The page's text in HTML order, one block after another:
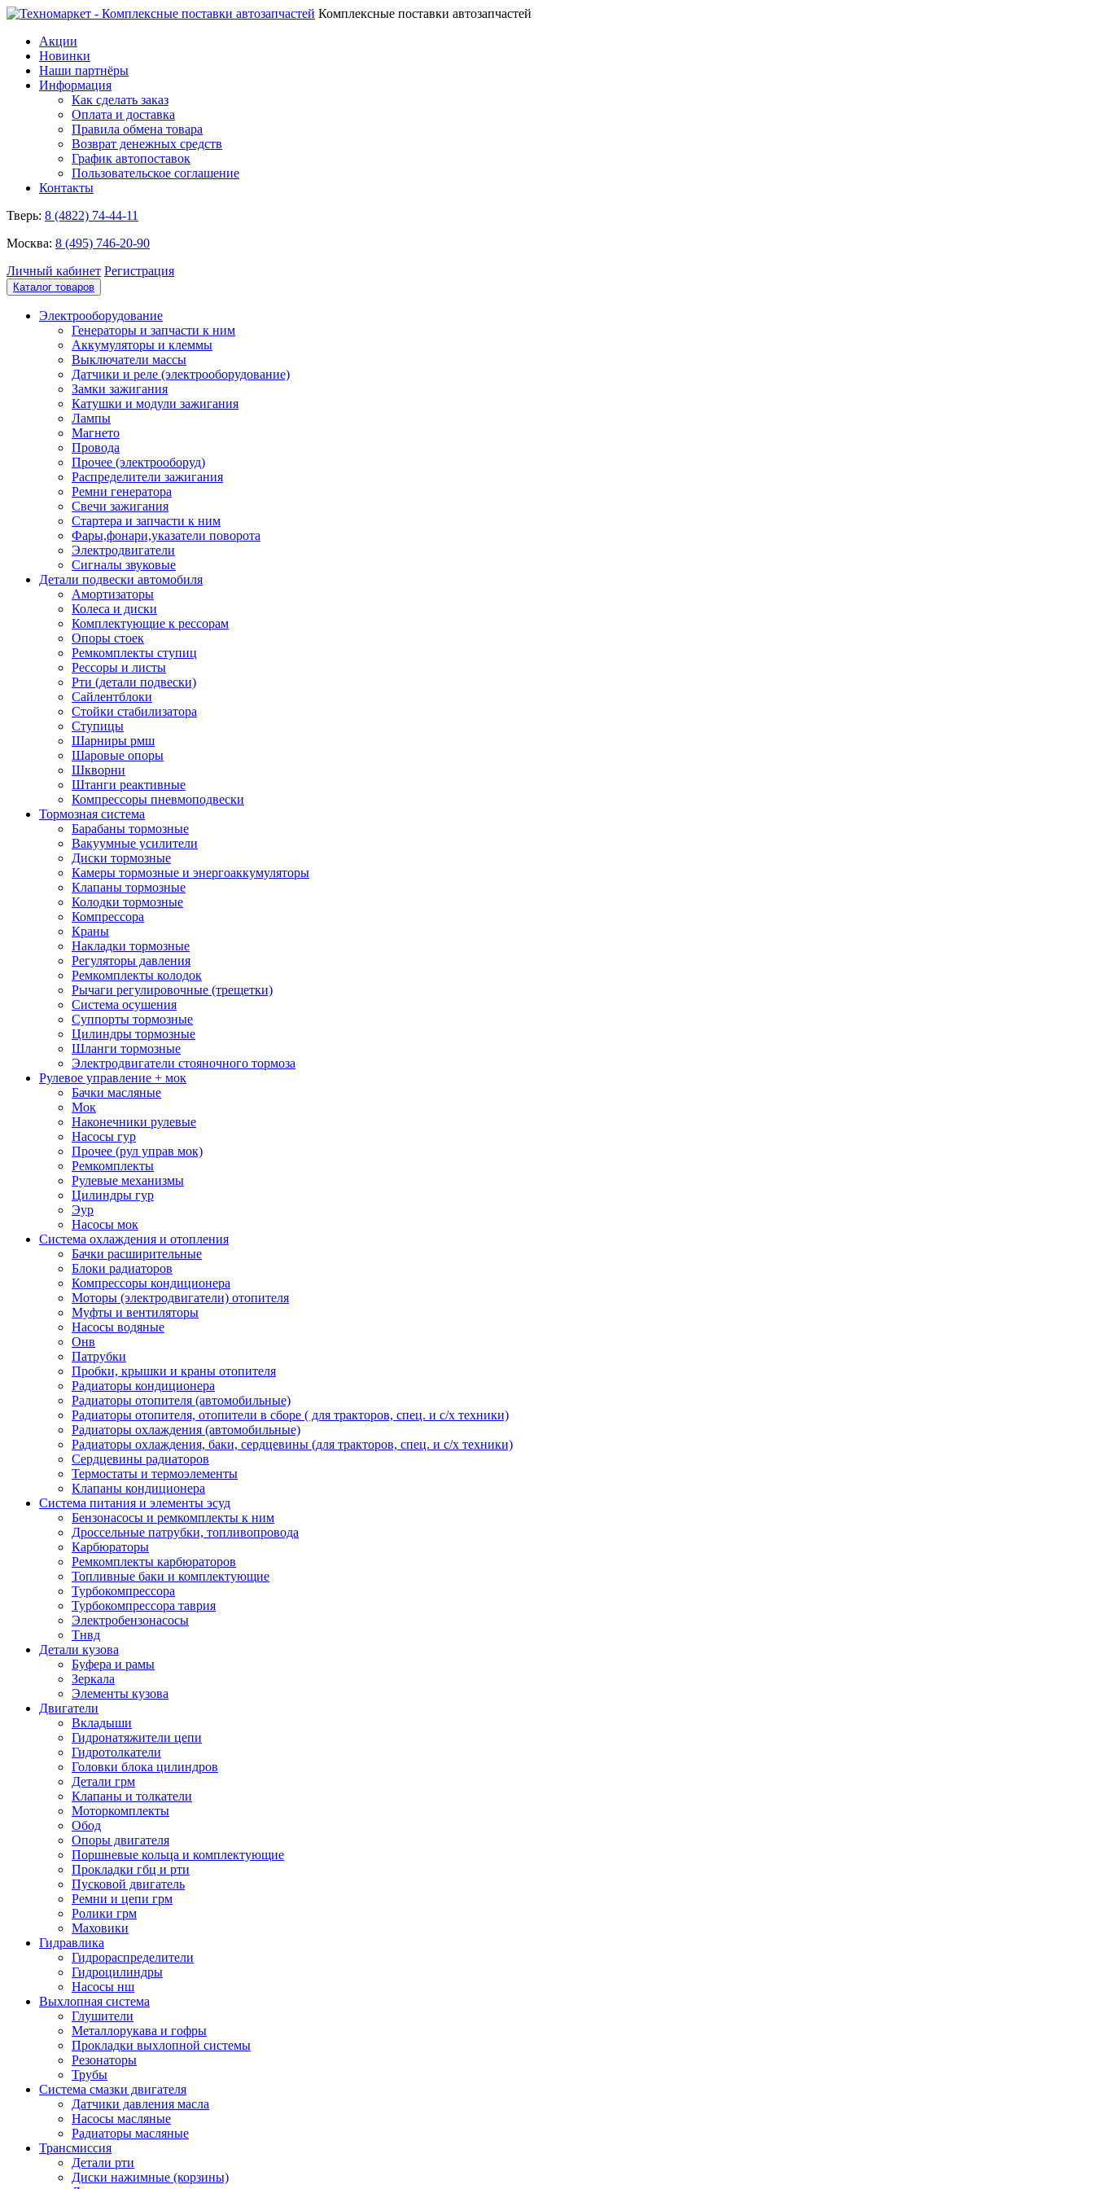
Комплексные поставки автозапчастей
Акции
Новинки
Наши партнёры
Информация
Как сделать заказ
Оплата и доставка
Правила обмена товара
Возврат денежных средств
График автопоставок
Пользовательское соглашение
Контакты
Тверь: 8 (4822) 74-44-11
Москва: 8 (495) 746-20-90
Личный кабинет Регистрация
Каталог товаров
Электрооборудование
Генераторы и запчасти к ним
Аккумуляторы и клеммы
Выключатели массы
Датчики и реле (электрооборудование)
Замки зажигания
Катушки и модули зажигания
Лампы
Магнето
Провода
Прочее (электрооборуд)
Распределители зажигания
Ремни генератора
Свечи зажигания
Стартера и запчасти к ним
Фары,фонари,указатели поворота
Электродвигатели
Сигналы звуковые
Детали подвески автомобиля
Амортизаторы
Колеса и диски
Комплектующие к рессорам
Опоры стоек
Ремкомплекты ступиц
Рессоры и листы
Рти (детали подвески)
Сайлентблоки
Стойки стабилизатора
Ступицы
Шарниры рмш
Шаровые опоры
Шкворни
Штанги реактивные
Компрессоры пневмоподвески
Тормозная система
Барабаны тормозные
Вакуумные усилители
Диски тормозные
Камеры тормозные и энергоаккумуляторы
Клапаны тормозные
Колодки тормозные
Компрессора
Краны
Накладки тормозные
Регуляторы давления
Ремкомплекты колодок
Рычаги регулировочные (трещетки)
Система осушения
Суппорты тормозные
Цилиндры тормозные
Шланги тормозные
Электродвигатели стояночного тормоза
Рулевое управление + мок
Бачки масляные
Мок
Наконечники рулевые
Насосы гур
Прочее (рул управ мок)
Ремкомплекты
Рулевые механизмы
Цилиндры гур
Эур
Насосы мок
Система охлаждения и отопления
Бачки расширительные
Блоки радиаторов
Компрессоры кондиционера
Моторы (электродвигатели) отопителя
Муфты и вентиляторы
Насосы водяные
Онв
Патрубки
Пробки, крышки и краны отопителя
Радиаторы кондиционера
Радиаторы отопителя (автомобильные)
Радиаторы отопителя, отопители в сборе ( для тракторов, спец. и с/х техники)
Радиаторы охлаждения (автомобильные)
Радиаторы охлаждения, баки, сердцевины (для тракторов, спец. и с/х техники)
Сердцевины радиаторов
Термостаты и термоэлементы
Клапаны кондиционера
Система питания и элементы эсуд
Бензонасосы и ремкомплекты к ним
Дроссельные патрубки, топливопровода
Карбюраторы
Ремкомплекты карбюраторов
Топливные баки и комплектующие
Турбокомпрессора
Турбокомпрессора таврия
Электробензонасосы
Тнвд
Детали кузова
Буфера и рамы
Зеркала
Элементы кузова
Двигатели
Вкладыши
Гидронатяжители цепи
Гидротолкатели
Головки блока цилиндров
Детали грм
Клапаны и толкатели
Моторкомплекты
Обод
Опоры двигателя
Поршневые кольца и комплектующие
Прокладки гбц и рти
Пусковой двигатель
Ремни и цепи грм
Ролики грм
Маховики
Гидравлика
Гидрораспределители
Гидроцилиндры
Насосы нш
Выхлопная система
Глушители
Металлорукава и гофры
Прокладки выхлопной системы
Резонаторы
Трубы
Система смазки двигателя
Датчики давления масла
Насосы масляные
Радиаторы масляные
Трансмиссия
Детали рти
Диски нажимные (корзины)